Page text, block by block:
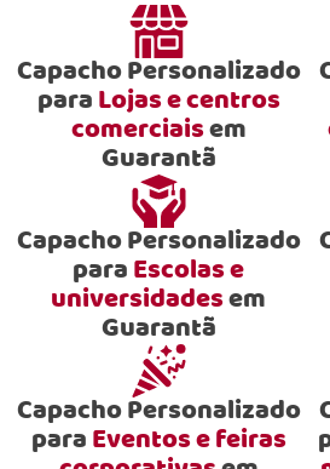
Capacho Personalizado
paraLojas e centros
comerciaisem
Guarantã
Capacho Personalizado
paraEscolas e
universidadesem
Guarantã
Capacho Personalizado
paraEventos e feiras